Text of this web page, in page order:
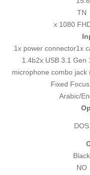
TN
1x power connector1x
1.4b2x USB 3.1 Gen
microphone combo jack
Fixed
Arabic/
DOS
Black
NO